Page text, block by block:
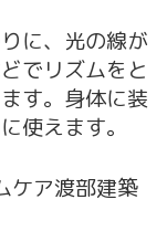
に、光の線が
でリズムをと
す。身体に装
使えます。
ケア渡部建築